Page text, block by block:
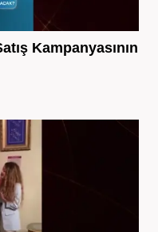
Kampanyasının